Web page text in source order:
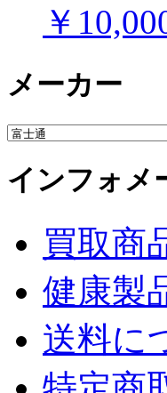
￥
メーカー
インフォメ
買取商
健康製
送料に